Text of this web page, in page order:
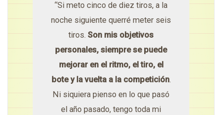
“Si meto cinco de diez tiros, a la
noche siguiente querré meter seis
tiros. Son mis objetivos
personales, siempre se puede
mejorar en el ritmo, el tiro, el
bote y la vuelta a la competición.
Ni siquiera pienso en lo que pasó
el año pasado, tengo toda mi